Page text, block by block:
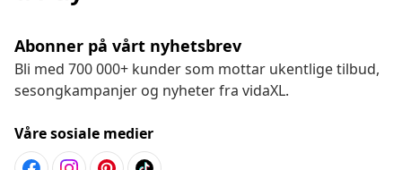
Abonner på vårt nyhetsbrev
Bli med 700 000+ kunder som mottar ukentlige tilbud,
sesongkampanjer og nyheter fra vidaXL.
Våre sosiale medier